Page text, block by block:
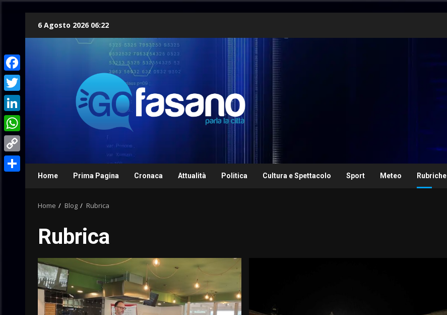
6 Agosto 2026 06:22
Home Prima Pagina Cronaca Attualità Politica Cultura e Spettacolo Sport Meteo Rubriche
Home Blog Rubrica
Rubrica
Facebook
Twitter
LinkedIn
WhatsApp
Copy